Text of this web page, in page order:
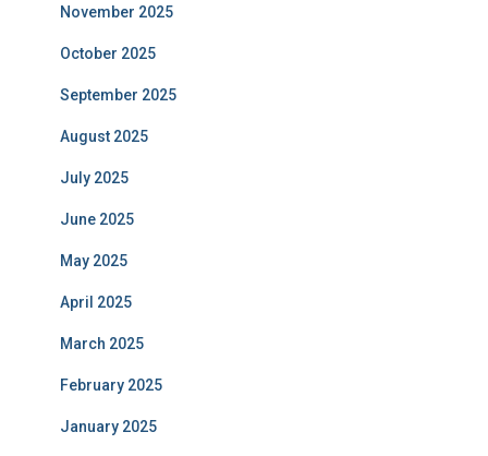
November 2025
October 2025
September 2025
August 2025
July 2025
June 2025
May 2025
April 2025
March 2025
February 2025
January 2025